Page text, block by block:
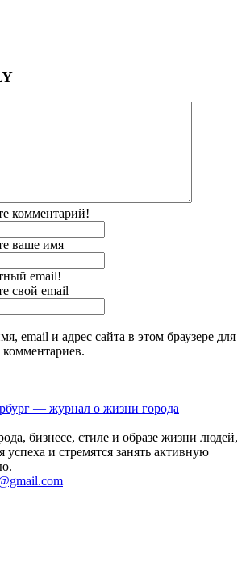
комментарий!
ваше имя
email!
свой email
email и адрес сайта в этом браузере для
бизнесе, стиле и образе жизни людей,
успеха и стремятся занять активную